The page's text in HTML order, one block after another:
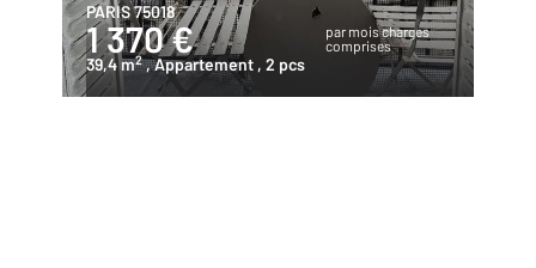
PARIS 75018
1 370 €
par mois charges
comprises
39,4 m2 , Appartement , 2 pcs